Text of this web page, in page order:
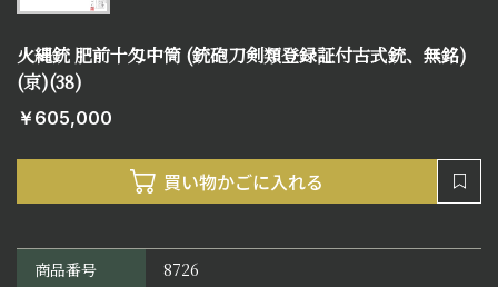
火縄銃 肥前十匁中筒 (銃砲刀剣類登録証付古式銃、無銘)
(京)(38)
￥605,000
商品番号
8726